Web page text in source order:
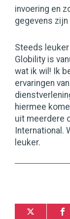
invoering en
gegevens
Steeds leuker
Globility is
wat ik wil! Ik
ervaringen
hiermee
uit meerdere
leuker.